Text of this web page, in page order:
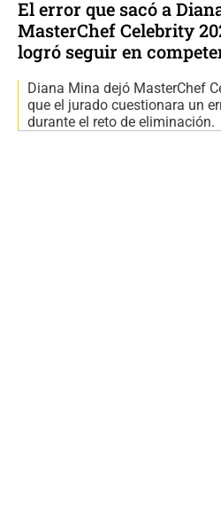
El error que sacó a
MasterChef Celebrity
logró seguir en
Diana Mina dejó MasterChef
que el jurado cuestionara un
durante el reto de eliminación.